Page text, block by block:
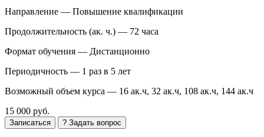
Направление — Повышение квалификации
Продолжительность (ак. ч.) — 72 часа
Формат обучения — Дистанционно
Периодичность — 1 раз в 5 лет
Возможный объем курса — 16 ак.ч, 32 ак.ч, 108 ак.ч, 144 ак.ч
15 000 руб.
Записаться ? Задать вопрос